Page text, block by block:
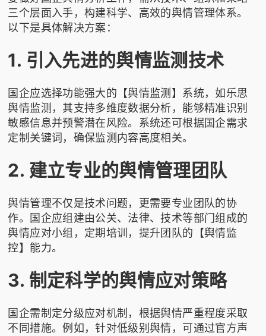
三个层面入手，构建科学、高效的舆情管理体系。
以下是具体解决方案：
1. 引入先进的舆情监测技术
国企应选择功能强大的【舆情监测】系统，如乐思
舆情监测 ，其支持多维度数据分析，能够精准识别
敏感信息并预警潜在风险。系统还可根据国企需求
定制关键词，确保监测内容高度相关。
2. 建立专业的舆情管理团队
舆情管理不仅是技术问题，更需要专业团队的协
作。国企应组建由公关、法律、技术等部门组成的
舆情应对小组，定期培训，提升团队的【舆情监
控】能力。
3. 制定科学的舆情应对策略
国企需制定分级应对机制，根据舆情严重程度采取
不同措施。例如，针对低级别舆情，可通过官方声